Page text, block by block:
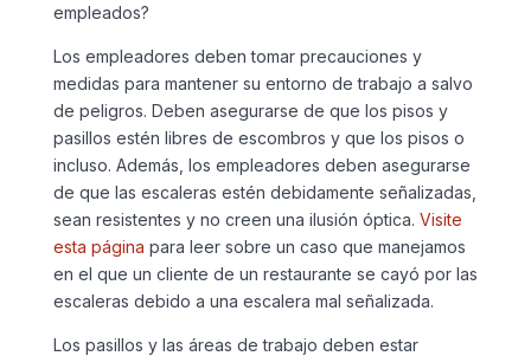
empleados?
Los empleadores deben tomar precauciones y
medidas para mantener su entorno de trabajo a salvo
de peligros. Deben asegurarse de que los pisos y
pasillos estén libres de escombros y que los pisos o
incluso. Además, los empleadores deben asegurarse
de que las escaleras estén debidamente señalizadas,
sean resistentes y no creen una ilusión óptica. Visite
esta página para leer sobre un caso que manejamos
en el que un cliente de un restaurante se cayó por las
escaleras debido a una escalera mal señalizada.
Los pasillos y las áreas de trabajo deben estar